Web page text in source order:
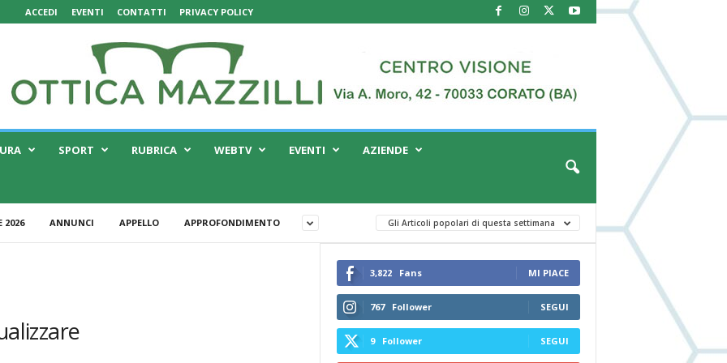
ACCEDI EVENTI CONTATTI PRIVACY POLICY
SPORT RUBRICA WEBTV EVENTI AZIENDE
2026 ANNUNCI APPELLO APPROFONDIMENTO Gli Articoli popolari di questa settimana
3,822 Fans MI PIACE
767 Follower SEGUI
9 Follower SEGUI